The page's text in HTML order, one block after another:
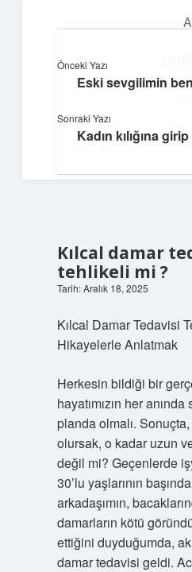
Hızlı
Yaratıcı fikirlerle
Kılcal damar
tehlikeli mi ?
Tarih: Aralık 18, 2025
Kılcal Damar Tedavisi
Hikayelerle Anlatmak
Herkesin bildiği bir
hayatımızın her
planda olmalı. Sonuçta,
olursak, o kadar uzun
değil mi? Geçenlerde
30’lu yaşlarının
arkadaşımın,
damarların kötü
ettiğini duyduğumda,
damar tedavisi geldi.
Önceki Yazı
Eski sevgilimin
Sonraki Yazı
Kadın kılığına